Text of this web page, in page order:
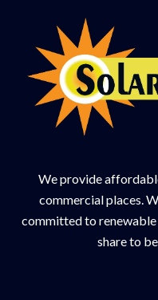
We provide
commercial places.
committed to
share to